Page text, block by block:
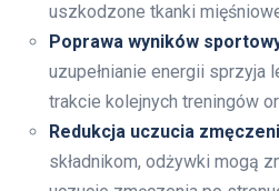
uszkodzone tkanki
Poprawa wyników
uzupełnianie energii sprzyja
trakcie kolejnych treningów
Redukcja uczucia
składnikom, odżywki mogą